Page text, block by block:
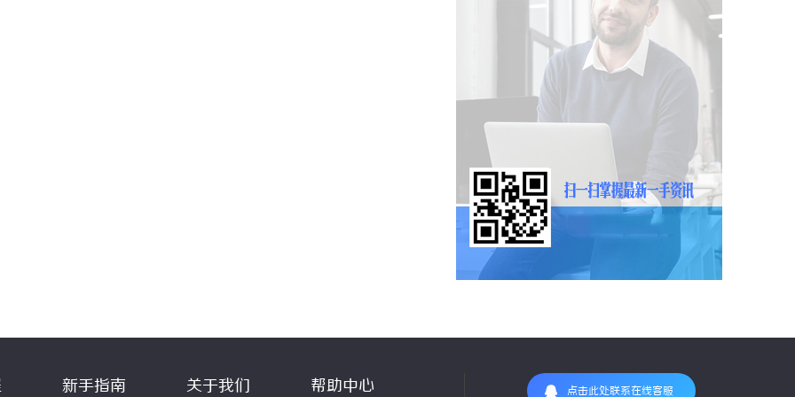
新手指南 关于我们 帮助中心 点击此处联系在线客服